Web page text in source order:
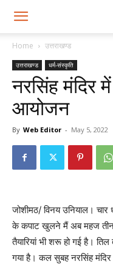
Home उत्तराखण्ड
उत्तराखण्ड धर्म-संस्कृति
नरसिंह मंदिर
आयोजन
By Web Editor - May 5, 2022
जोशीमठ/ विनय उनियाल। चार
के कपाट खुलने मैं अब महज
तैयारियां भी शरू हो गई है।
गया है। कल सुबह नरसिंह